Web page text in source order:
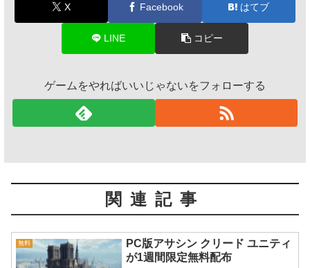
X Facebook はてブ
LINE コピー
ゲームをやればいいじゃないをフォローする
関連記事
無料
PC版アサシン クリード ユニティ
が1週間限定無料配布